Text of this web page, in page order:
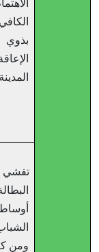
الإعاقة في
البطالة بين
ومن كلا